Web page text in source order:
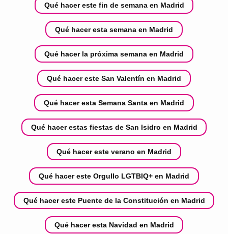
Qué hacer este fin de semana en Madrid
Qué hacer esta semana en Madrid
Qué hacer la próxima semana en Madrid
Qué hacer este San Valentín en Madrid
Qué hacer esta Semana Santa en Madrid
Qué hacer estas fiestas de San Isidro en Madrid
Qué hacer este verano en Madrid
Qué hacer este Orgullo LGTBIQ+ en Madrid
Qué hacer este Puente de la Constitución en Madrid
Qué hacer esta Navidad en Madrid